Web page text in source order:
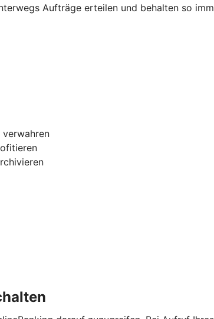
Aufträge erteilen und behalten so
verwahren